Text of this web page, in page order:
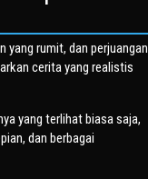
yang rumit, dan perjuangan
cerita yang realistis
yang terlihat biasa saja,
dan berbagai